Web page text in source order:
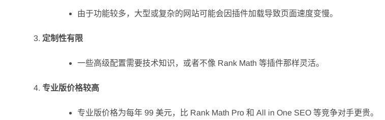
由于功能较多，大型或复杂的网站可能会因插件加载导致页面速度变慢。
定制性有限
一些高级配置需要技术知识，或者不像 Rank Math 等插件那样灵活。
专业版价格较高
专业版价格为每年 99 美元，比 Rank Math Pro 和 All in One SEO 等竞争对手更贵。